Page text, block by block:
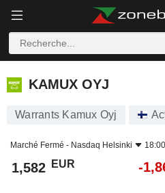
KAMUX OYJ
KAMUX OYJ
Warrants Kamux Oyj
Marché Fermé - Nasdaq Helsinki
1,582 EUR -